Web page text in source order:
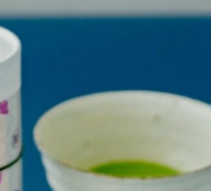
関連施設